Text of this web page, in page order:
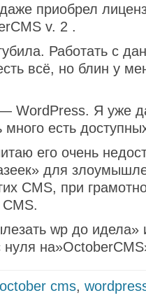
приобрел
v. 2 .
Работать с
всё, но блин у
WordPress. Я уже
есть
его очень
для
CMS, при
CMS.
wp до идела»
нуля
october cms,